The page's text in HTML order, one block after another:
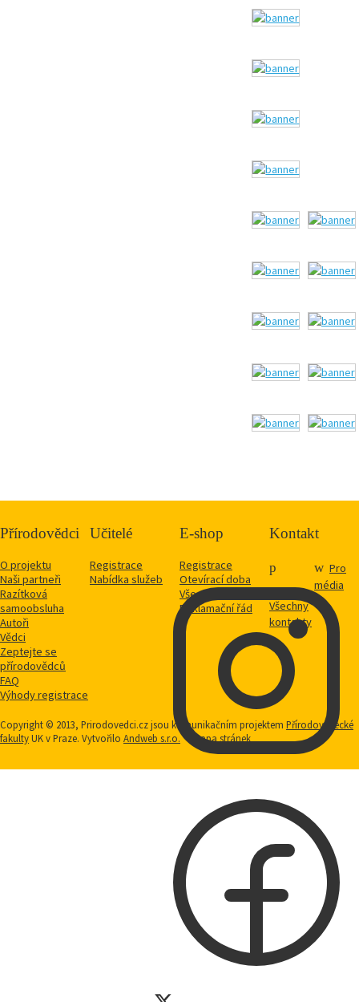
Přírodovědci
O projektu
Naši partneři
Razítková
samoobsluha
Autoři
Vědci
Zeptejte se
přírodovědců
FAQ
Výhody registrace
Učitelé
Registrace
Nabídka služeb
E-shop
Registrace
Otevírací doba
Vše o nákupu
Reklamační řád
Kontakt
Všechny
kontakty
Pro
média
Copyright © 2013, Prirodovedci.cz jsou komunikačním projektem Přírodovědecké
fakultyUK v Praze. Vytvořilo Andweb s.r.o. Mapa stránek